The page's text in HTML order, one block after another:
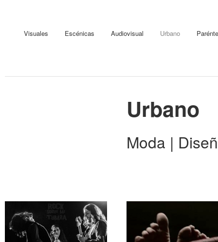
Visuales Escénicas Audiovisual Urbano
Urbano
Moda |